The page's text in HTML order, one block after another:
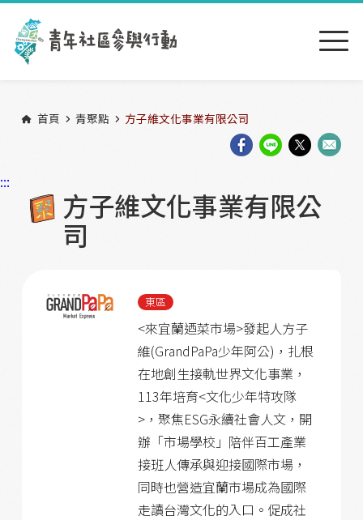
跳到主要內容區塊
首頁 青聚點 方子維文化事業有限公司
:::
方子維文化事業有限公
司
東區
<來宜蘭迺菜市場>發起人方子
維(GrandPaPa少年阿公)，扎根
在地創生接軌世界文化事業，
113年培育<文化少年特攻隊
>，聚焦ESG永續社會人文，開
辦「市場學校」陪伴百工產業
接班人傳承與迎接國際市場，
同時也營造宜蘭市場成為國際
走讀台灣文化的入口。促成社